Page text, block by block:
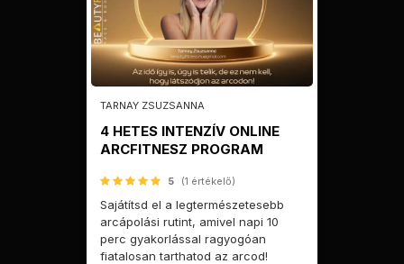
TARNAY ZSUZSANNA
4 HETES INTENZÍV ONLINE
ARCFITNESZ PROGRAM
5 (1 értékelő)
Sajátítsd el a legtermészetesebb
arcápolási rutint, amivel napi 10
perc gyakorlással ragyogóan
fiatalosan tarthatod az arcod!